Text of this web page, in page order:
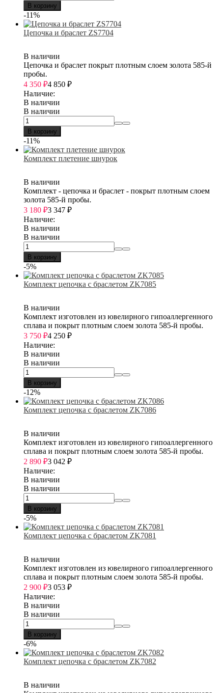
В корзину
-11%
Цепочка и браслет ZS7704
В наличии
Цепочка и браслет покрыт плотным слоем золота 585-й
пробы.
4 350 ₽4 850 ₽
Наличие:
В наличии
В наличии
В корзину
-11%
Комплект плетение шнурок
В наличии
Комплект - цепочка и браслет - покрыт плотным слоем
золота 585-й пробы.
3 180 ₽3 347 ₽
Наличие:
В наличии
В наличии
В корзину
-5%
Комплект цепочка с браслетом ZK7085
В наличии
Комплект изготовлен из ювелирного гипоаллергенного
сплава и покрыт плотным слоем золота 585-й пробы.
3 750 ₽4 250 ₽
Наличие:
В наличии
В наличии
В корзину
-12%
Комплект цепочка с браслетом ZK7086
В наличии
Комплект изготовлен из ювелирного гипоаллергенного
сплава и покрыт плотным слоем золота 585-й пробы.
2 890 ₽3 042 ₽
Наличие:
В наличии
В наличии
В корзину
-5%
Комплект цепочка с браслетом ZK7081
В наличии
Комплект изготовлен из ювелирного гипоаллергенного
сплава и покрыт плотным слоем золота 585-й пробы.
2 900 ₽3 053 ₽
Наличие:
В наличии
В наличии
В корзину
-6%
Комплект цепочка с браслетом ZK7082
В наличии